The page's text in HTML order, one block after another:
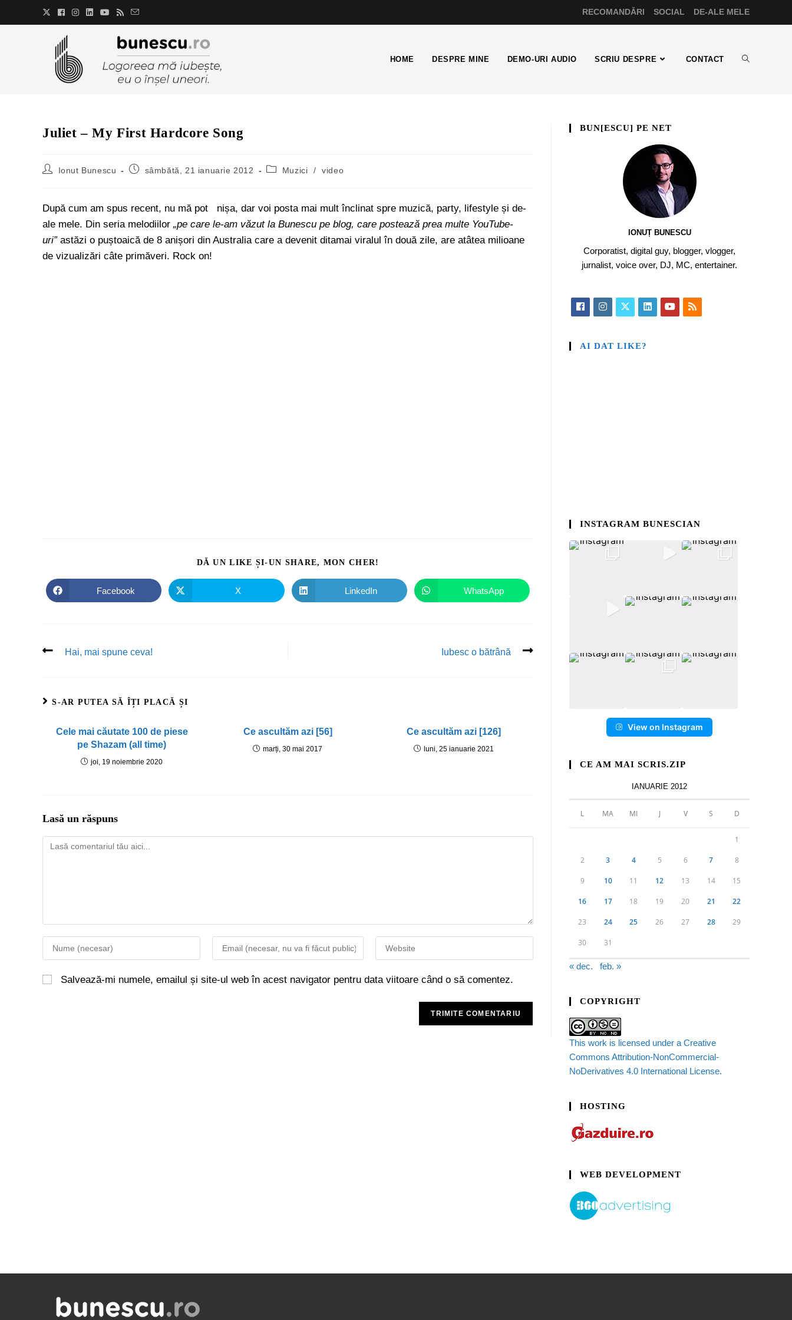
RECOMANDĂRI SOCIAL DE-ALE MELE
HOME DESPRE MINE DEMO-URI AUDIO SCRIU DESPRE CONTACT
Juliet – My First Hardcore Song
Ionut Bunescu sâmbătă, 21 ianuarie 2012 Muzici / video
După cum am spus recent, nu mă pot nișa, dar voi posta mai mult înclinat spre muzică, party, lifestyle și de-
ale mele. Din seria melodiilor „pe care le-am văzut la Bunescu pe blog, care postează prea multe YouTube-
uri”astăzi o puștoaică de 8 anișori din Australia care a devenit ditamai viralul în două zile, are atâtea milioane
de vizualizări câte primăveri. Rock on!
DĂ UN LIKE ȘI-UN SHARE, MON CHER!
Facebook X LinkedIn WhatsApp
Hai, mai spune ceva! Iubesc o bătrână
S-AR PUTEA SĂ ÎȚI PLACĂ ȘI
Cele mai căutate 100 de piese
pe Shazam (all time)
joi, 19 noiembrie 2020
Ce ascultăm azi [56]
marți, 30 mai 2017
Ce ascultăm azi [126]
luni, 25 ianuarie 2021
Lasă un răspuns
Salvează-mi numele, emailul și site-ul web în acest navigator pentru data viitoare când o să comentez.
BUN[ESCU] PE NET
IONUȚ BUNESCU
Corporatist, digital guy, blogger, vlogger,
jurnalist, voice over, DJ, MC, entertainer.
AI DAT LIKE?
INSTAGRAM BUNESCIAN
View on Instagram
CE AM MAI SCRIS.ZIP
IANUARIE 2012
L MA MI J V S D
1
2 3 4 5 6 7 8
9 10 11 12 13 14 15
16 17 18 19 20 21 22
23 24 25 26 27 28 29
30 31
« dec. feb. »
COPYRIGHT
This work is licensed under a Creative
Commons Attribution-NonCommercial-
NoDerivatives 4.0 International License.
HOSTING
WEB DEVELOPMENT